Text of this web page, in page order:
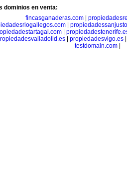
dominios en venta:
fincasganaderas.com|
|
|
propiedadesvigo.es
testdomain.com